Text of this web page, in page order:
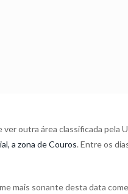
ver outra área classificada pela
a zona de Couros. Entre os
mais sonante desta data